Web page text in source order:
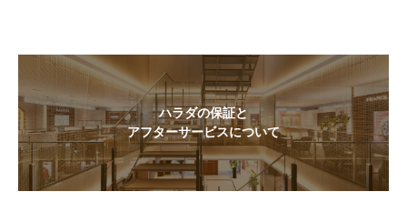
ハラダの保証と
アフターサービスについて